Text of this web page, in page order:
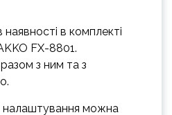
в комплекті
FX-8801.
з ним та з
налаштування можна